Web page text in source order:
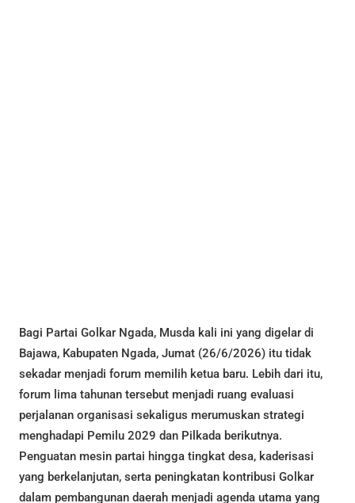
Bagi Partai Golkar Ngada, Musda kali ini yang digelar di
Bajawa, Kabupaten Ngada, Jumat (26/6/2026) itu tidak
sekadar menjadi forum memilih ketua baru. Lebih dari itu,
forum lima tahunan tersebut menjadi ruang evaluasi
perjalanan organisasi sekaligus merumuskan strategi
menghadapi Pemilu 2029 dan Pilkada berikutnya.
Penguatan mesin partai hingga tingkat desa, kaderisasi
yang berkelanjutan, serta peningkatan kontribusi Golkar
dalam pembangunan daerah menjadi agenda utama yang